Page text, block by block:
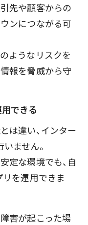
先や顧客からの
ンにつながる可
ようなリスクを
報を脅威から守
できる
は違い、インター
ません。
定な環境でも、自
を運用できま
害が起こった場